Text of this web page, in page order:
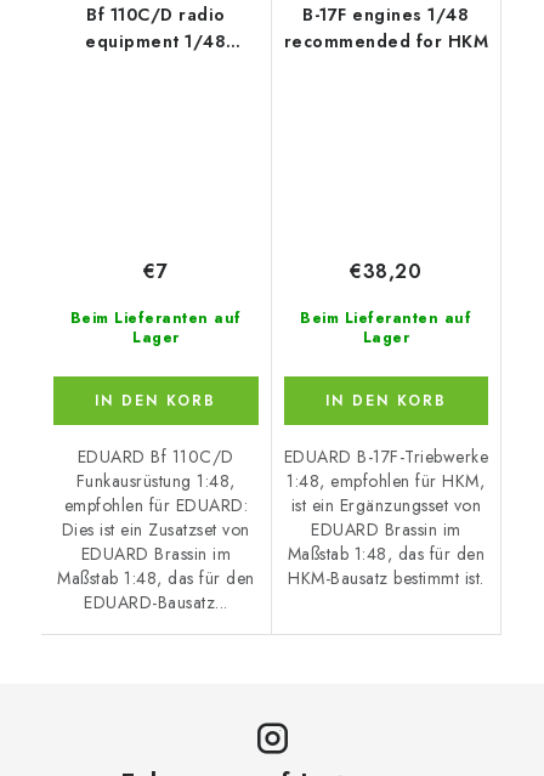
Bf 110C/D radio
equipment 1/48
Beim Lieferanten auf
Lager
€7
IN DEN KORB
EDUARD Bf 110C/D
Funkausrüstung 1:48,
empfohlen für EDUARD:
Dies ist ein Zusatzset von
EDUARD Brassin im
Maßstab 1:48, das für den
EDUARD-Bausatz...
B-17F engines 1/48
recommended for HKM
Beim Lieferanten auf
Lager
€38,20
IN DEN KORB
EDUARD B-17F-Triebwerke
1:48, empfohlen für HKM,
ist ein Ergänzungsset von
EDUARD Brassin im
Maßstab 1:48, das für den
HKM-Bausatz bestimmt ist.